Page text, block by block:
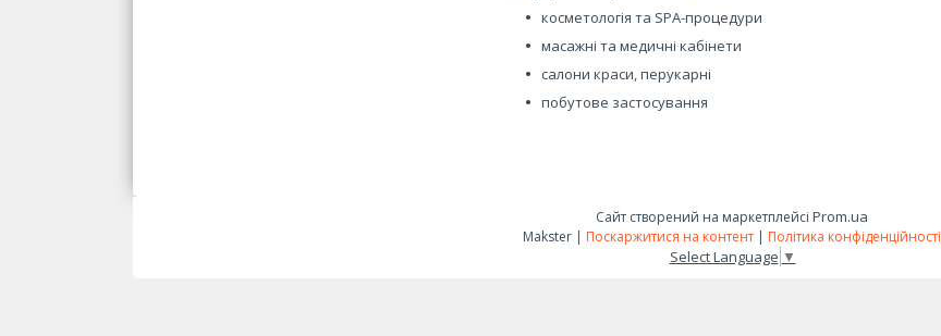
косметологія та SPA-процедури
масажні та медичні кабінети
салони краси, перукарні
побутове застосування
Сайт створений на маркетплейсі Prom.ua
Makster | Поскаржитися на контент | Політика конфіденційності
Select Language ▼